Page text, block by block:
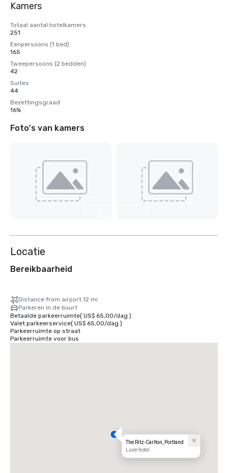
Kamers
Totaal aantal hotelkamers
251
Eenpersoons (1 bed)
165
Tweepersoons (2 bedden)
42
Suites
44
Bezettingsgraad
16%
Foto's van kamers
Locatie
Bereikbaarheid
Distance from airport 12 mi
Parkeren in de buurt
Betaalde parkeerruimte( US$ 65,00/dag )
Valet parkeerservice( US$ 65,00/dag )
Parkeerruimte op straat
Parkeerruimte voor bus
The Ritz-Carlton, Portland
Luxe-hotel